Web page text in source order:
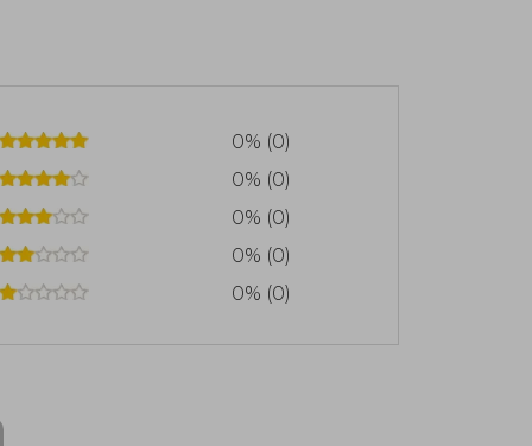
0% (0)
0% (0)
0% (0)
0% (0)
0% (0)